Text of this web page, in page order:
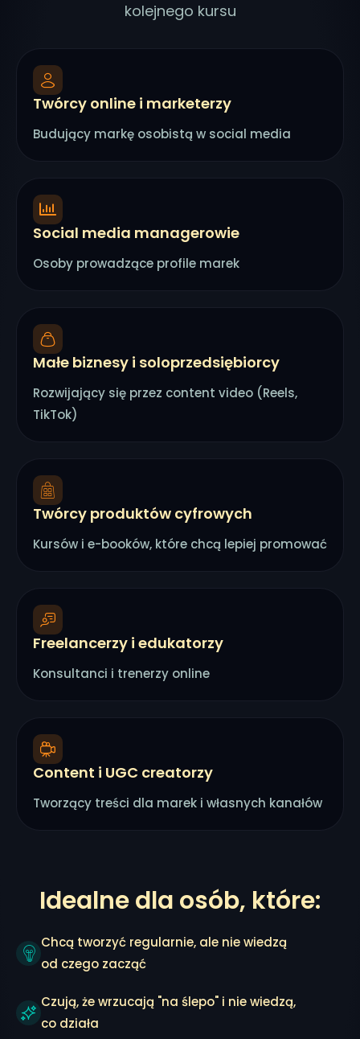
kolejnego kursu
Twórcy online i marketerzy
Budujący markę osobistą w social media
Social media managerowie
Osoby prowadzące profile marek
Małe biznesy i soloprzedsiębiorcy
Rozwijający się przez content video (Reels,
TikTok)
Twórcy produktów cyfrowych
Kursów i e-booków, które chcą lepiej promować
Freelancerzy i edukatorzy
Konsultanci i trenerzy online
Content i UGC creatorzy
Tworzący treści dla marek i własnych kanałów
Idealne dla osób, które:
Chcą tworzyć regularnie, ale nie wiedzą
od czego zacząć
Czują, że wrzucają "na ślepo" i nie wiedzą,
co działa